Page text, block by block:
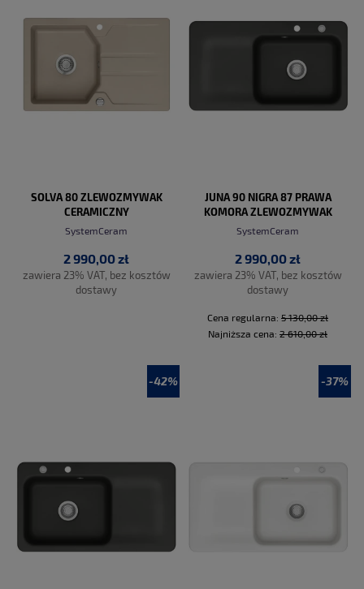
SOLVA 80 ZLEWOZMYWAK
CERAMICZNY
SystemCeram
2 990,00 zł
zawiera 23% VAT, bez kosztów
dostawy
JUNA 90 NIGRA 87 PRAWA
KOMORA ZLEWOZMYWAK
CERAMICZNY PROMO
SystemCeram
2 990,00 zł
zawiera 23% VAT, bez kosztów
dostawy
Cena regularna: 5 130,00 zł
Najniższa cena: 2 610,00 zł
-42% -37%